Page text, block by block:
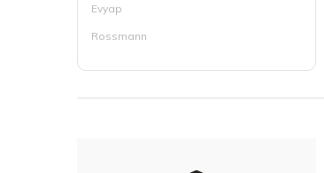
Evyap
Rossmann